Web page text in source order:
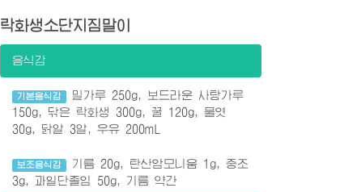
락화생소단지짐말이
음식감
기본음식감
밀가루 250g, 보드라운 사탕가루
150g, 닦은 락화생 300g, 꿀 120g, 물엿
30g, 닭알 3알, 우유 200mL
보조음식감
기름 20g, 탄산암모니움 1g, 중조
3g, 과일단졸임 50g, 기름 약간